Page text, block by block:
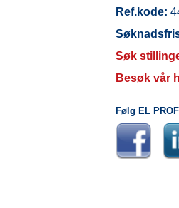
Ref.kode:
Søk
Besøk vår
Følg EL